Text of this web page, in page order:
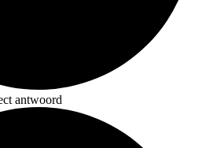
antwoord